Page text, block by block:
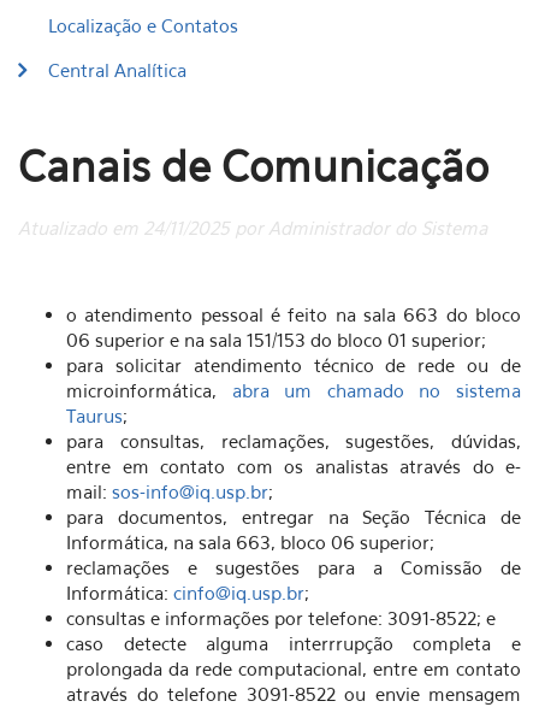
Localização e Contatos
Central Analítica
Canais de Comunicação
Atualizado em 24/11/2025 por Administrador do Sistema
o atendimento pessoal é feito na sala 663 do bloco
06 superior e na sala 151/153 do bloco 01 superior;
para solicitar atendimento técnico de rede ou de
microinformática, abra um chamado no sistema
Taurus;
para consultas, reclamações, sugestões, dúvidas,
entre em contato com os analistas através do e-
mail: sos-info@iq.usp.br;
para documentos, entregar na Seção Técnica de
Informática, na sala 663, bloco 06 superior;
reclamações e sugestões para a Comissão de
Informática: cinfo@iq.usp.br;
consultas e informações por telefone: 3091-8522; e
caso detecte alguma interrrupção completa e
prolongada da rede computacional, entre em contato
através do telefone 3091-8522 ou envie mensagem